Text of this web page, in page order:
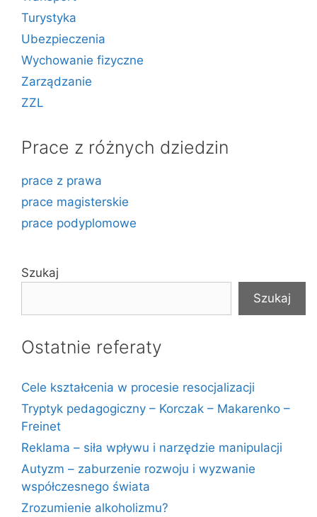
Turystyka
Ubezpieczenia
Wychowanie fizyczne
Zarządzanie
ZZL
Prace z różnych dziedzin
prace z prawa
prace magisterskie
prace podyplomowe
Szukaj
Szukaj
Ostatnie referaty
Cele kształcenia w procesie resocjalizacji
Tryptyk pedagogiczny – Korczak – Makarenko –
Freinet
Reklama – siła wpływu i narzędzie manipulacji
Autyzm – zaburzenie rozwoju i wyzwanie
współczesnego świata
Zrozumienie alkoholizmu?